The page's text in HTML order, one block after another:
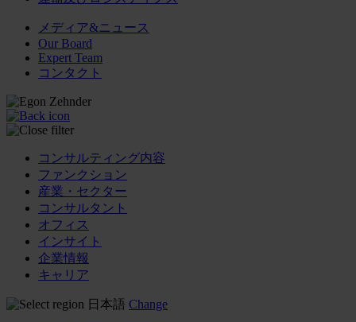
メディア&ニュース
Our Board
Expert Team
コンタクト
コンサルティング内容
ファンクション
産業・セクター
コンサルタント
オフィス
インサイト
企業情報
キャリア
日本語 Change